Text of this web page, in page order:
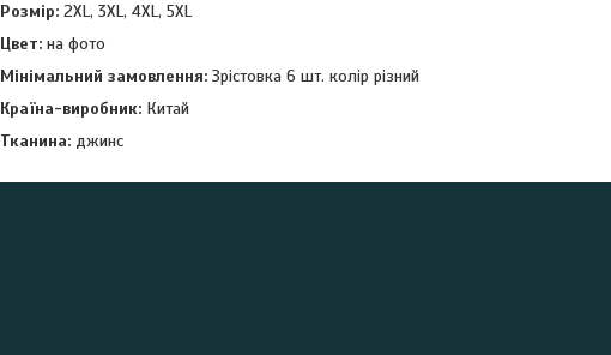
Розмір: 2XL, 3XL, 4XL, 5XL
Цвет: на фото
Мінімальний замовлення: Зрістовка 6 шт. колір різний
Країна-виробник: Китай
Тканина: джинс